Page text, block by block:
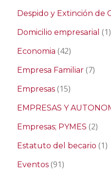
Despido y Extinción de
Domicilio empresarial (1)
Economia (42)
Empresa Familiar (7)
Empresas (15)
EMPRESAS Y
Empresas; PYMES (2)
Estatuto del becario (1)
Eventos (91)